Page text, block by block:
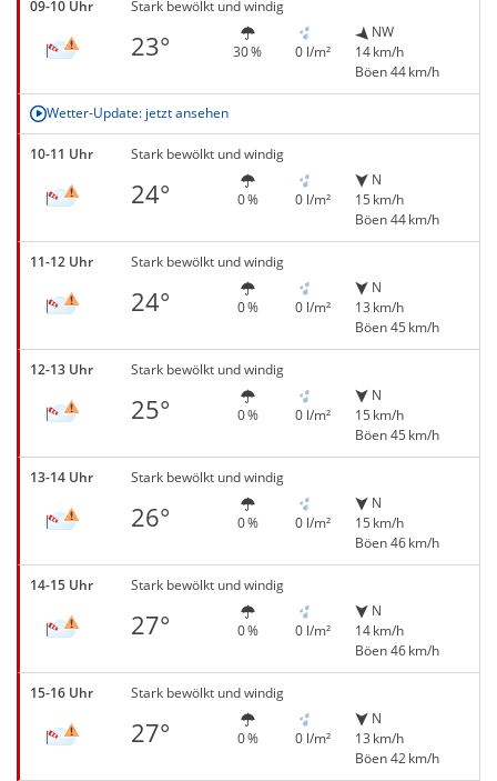
09-10 Uhr Stark bewölkt und windig
23° 30 % 0 l/m²
NW
14 km/h
Böen 44 km/h
Wetter-Update: jetzt ansehen
10-11 Uhr Stark bewölkt und windig
24° 0 % 0 l/m²
N
15 km/h
Böen 44 km/h
11-12 Uhr Stark bewölkt und windig
24° 0 % 0 l/m²
N
13 km/h
Böen 45 km/h
12-13 Uhr Stark bewölkt und windig
25° 0 % 0 l/m²
N
15 km/h
Böen 45 km/h
13-14 Uhr Stark bewölkt und windig
26° 0 % 0 l/m²
N
15 km/h
Böen 46 km/h
14-15 Uhr Stark bewölkt und windig
27° 0 % 0 l/m²
N
14 km/h
Böen 46 km/h
15-16 Uhr Stark bewölkt und windig
27° 0 % 0 l/m²
N
13 km/h
Böen 42 km/h